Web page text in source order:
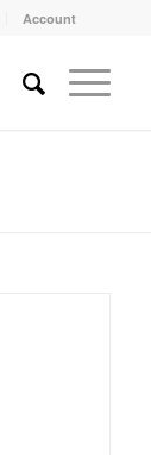
Account